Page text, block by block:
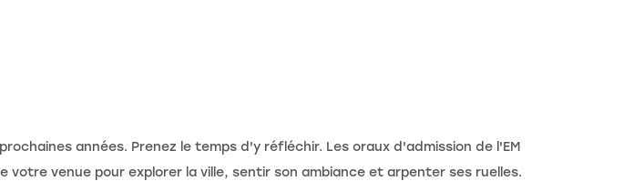
années. Prenez le temps d'y réfléchir. Les oraux d'admission de l'EM
venue pour explorer la ville, sentir son ambiance et arpenter ses ruelles.